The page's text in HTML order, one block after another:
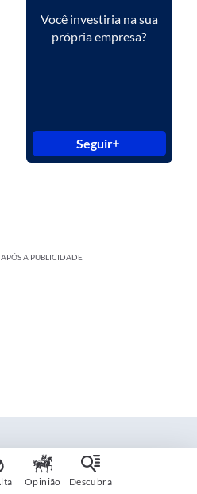
Você investiria na sua
própria empresa?
Seguir
A PUBLICIDADE
Blue Studio
Opinião Descubra